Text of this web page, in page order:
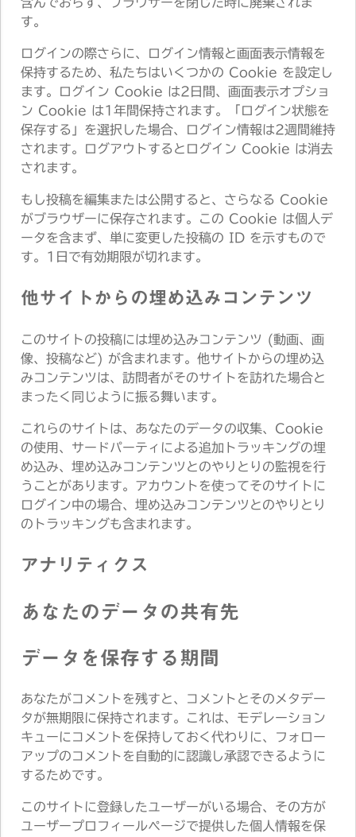
含んでおらず、ブラウザーを閉じた時に廃棄されま
す。
ログインの際さらに、ログイン情報と画面表示情報を
保持するため、私たちはいくつかの Cookie を設定し
ます。ログイン Cookie は2日間、画面表示オプショ
ン Cookie は1年間保持されます。「ログイン状態を
保存する」を選択した場合、ログイン情報は2週間維持
されます。ログアウトするとログイン Cookie は消去
されます。
もし投稿を編集または公開すると、さらなる Cookie
がブラウザーに保存されます。この Cookie は個人デ
ータを含まず、単に変更した投稿の ID を示すもので
す。1日で有効期限が切れます。
他サイトからの埋め込みコンテンツ
このサイトの投稿には埋め込みコンテンツ (動画、画
像、投稿など) が含まれます。他サイトからの埋め込
みコンテンツは、訪問者がそのサイトを訪れた場合と
まったく同じように振る舞います。
これらのサイトは、あなたのデータの収集、Cookie
の使用、サードパーティによる追加トラッキングの埋
め込み、埋め込みコンテンツとのやりとりの監視を行
うことがあります。アカウントを使ってそのサイトに
ログイン中の場合、埋め込みコンテンツとのやりとり
のトラッキングも含まれます。
アナリティクス
あなたのデータの共有先
データを保存する期間
あなたがコメントを残すと、コメントとそのメタデー
タが無期限に保持されます。これは、モデレーション
キューにコメントを保持しておく代わりに、フォロー
アップのコメントを自動的に認識し承認できるように
するためです。
このサイトに登録したユーザーがいる場合、その方が
ユーザープロフィールページで提供した個人情報を保